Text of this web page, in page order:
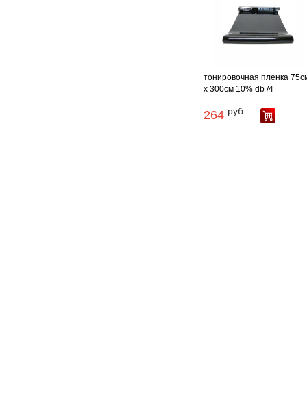
тонировочная пленка
х 300см 10% db /4
264 руб